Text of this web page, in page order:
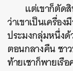
แต่เขาก็ตัด
ว่าเขาเป็นเครื่อ
ประมงกลุ่มหนึ่งด้
ตอนกลางคืน ชา
ท้ายเชาก็พายเรื